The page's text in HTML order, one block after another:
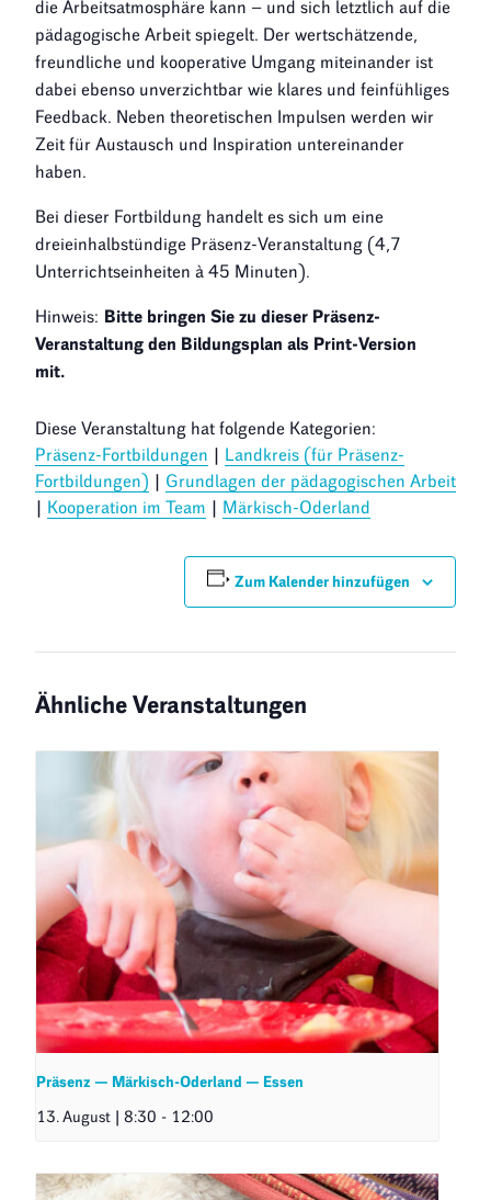
die Arbeitsatmosphäre kann – und sich letztlich auf die
pädagogische Arbeit spiegelt. Der wertschätzende,
freundliche und kooperative Umgang miteinander ist
dabei ebenso unverzichtbar wie klares und feinfühliges
Feedback. Neben theoretischen Impulsen werden wir
Zeit für Austausch und Inspiration untereinander
haben.
Bei dieser Fortbildung handelt es sich um eine
dreieinhalbstündige Präsenz-Veranstaltung (4,7
Unterrichtseinheiten à 45 Minuten).
Hinweis: Bitte bringen Sie zu dieser Präsenz-
Veranstaltung den Bildungsplan als Print-Version
mit.
Diese Veranstaltung hat folgende Kategorien:
Präsenz-Fortbildungen | Landkreis (für Präsenz-
Fortbildungen) | Grundlagen der pädagogischen Arbeit
| Kooperation im Team | Märkisch-Oderland
Zum Kalender hinzufügen
Ähnliche Veranstaltungen
Präsenz — Märkisch-Oderland — Essen
13. August | 8:30 - 12:00